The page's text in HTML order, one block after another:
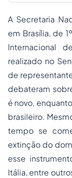
A Secretaria
em Brasília, de
Internacional
realizado no
de
debateram
é novo,
brasileiro.
tempo se
extinção do
esse
Itália, entre